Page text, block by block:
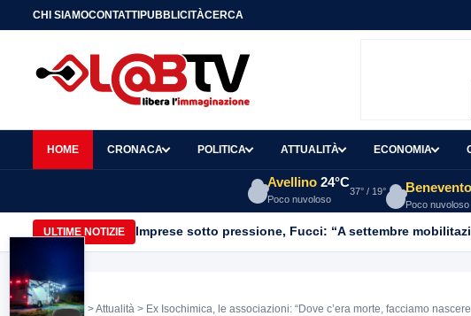
CHI SIAMOCONTATTIPUBBLICITÀCERCA
HOME CRONACA POLITICA ATTUALITÀ ECONOMIA
Avellino 24°C
Poco nuvoloso
37° / 19° Benevento
Poco nuvoloso
ULTIME NOTIZIE Imprese sotto pressione, Fucci: “A settembre
Home >Attualità > Ex Isochimica, le associazioni: “Dove c’era morte, facciamo